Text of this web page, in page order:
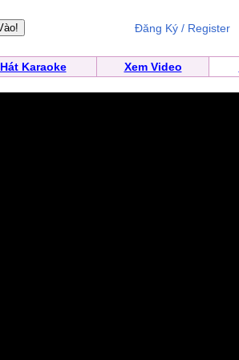
Đăng Ký / Register
Hát Karaoke Xem Video